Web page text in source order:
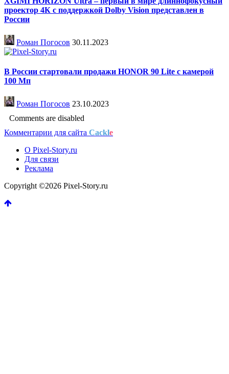
проектор 4К с поддержкой Dolby Vision представлен в
России
Роман Погосов 30.11.2023
В России стартовали продажи HONOR 90 Lite с камерой
100 Мп
Роман Погосов 23.10.2023
Comments are disabled
Комментарии для сайта Cackle
О Pixel-Story.ru
Для связи
Реклама
Copyright ©2026 Pixel-Story.ru